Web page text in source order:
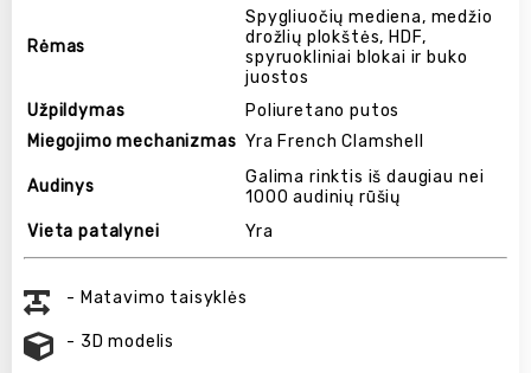
Rėmas
Spygliuočių mediena, medžio
drožlių plokštės, HDF,
spyruokliniai blokai ir buko
juostos
Užpildymas
Poliuretano putos
Miegojimo mechanizmas Yra French Clamshell
Audinys
Galima rinktis iš daugiau nei
1000 audinių rūšių
Vieta patalynei
Yra
- Matavimo taisyklės
- 3D modelis